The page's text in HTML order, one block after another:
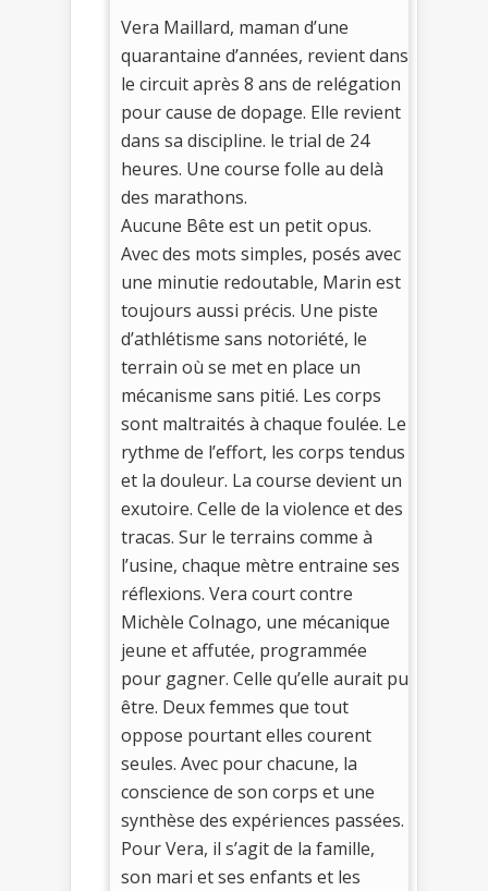
Vera Maillard, maman d’une
quarantaine d’années, revient dans
le circuit après 8 ans de relégation
pour cause de dopage. Elle revient
dans sa discipline. le trial de 24
heures. Une course folle au delà
des marathons.
Aucune Bête est un petit opus.
Avec des mots simples, posés avec
une minutie redoutable, Marin est
toujours aussi précis. Une piste
d’athlétisme sans notoriété, le
terrain où se met en place un
mécanisme sans pitié. Les corps
sont maltraités à chaque foulée. Le
rythme de l’effort, les corps tendus
et la douleur. La course devient un
exutoire. Celle de la violence et des
tracas. Sur le terrains comme à
l’usine, chaque mètre entraine ses
réflexions. Vera court contre
Michèle Colnago, une mécanique
jeune et affutée, programmée
pour gagner. Celle qu’elle aurait pu
être. Deux femmes que tout
oppose pourtant elles courent
seules. Avec pour chacune, la
conscience de son corps et une
synthèse des expériences passées.
Pour Vera, il s’agit de la famille,
son mari et ses enfants et les